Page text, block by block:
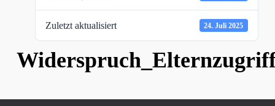
Zuletzt aktualisiert 24. Juli 2025